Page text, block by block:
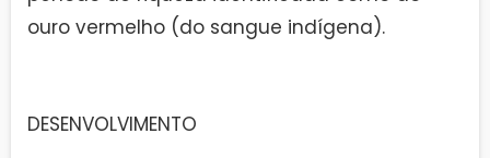
ouro vermelho (do sangue indígena).
DESENVOLVIMENTO